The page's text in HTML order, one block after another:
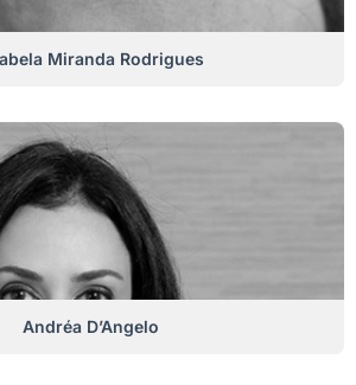
Miranda Rodrigues
Andréa D’Angelo